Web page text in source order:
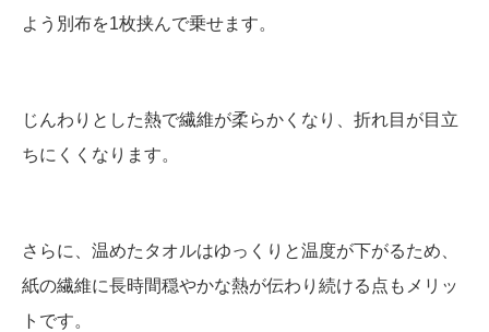
よう別布を1枚挟んで乗せます。
じんわりとした熱で繊維が柔らかくなり、折れ目が目立
ちにくくなります。
さらに、温めたタオルはゆっくりと温度が下がるため、
紙の繊維に長時間穏やかな熱が伝わり続ける点もメリッ
トです。